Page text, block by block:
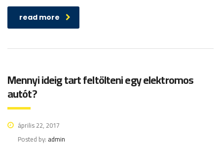
read more
Mennyi ideig tart feltölteni egy elektromos
autót?
április 22, 2017
Posted by: admin